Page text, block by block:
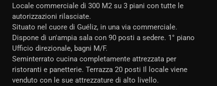
Locale commerciale di 300 M2 su 3 piani con tutte le
autorizzazioni rilasciate.
Situato nel cuore di Guéliz, in una via commerciale.
Dispone di un'ampia sala con 90 posti a sedere. 1° piano
Ufficio direzionale, bagni M/F.
Seminterrato cucina completamente attrezzata per
ristoranti e panetterie. Terrazza 20 posti Il locale viene
venduto con le sue attrezzature di alto livello.